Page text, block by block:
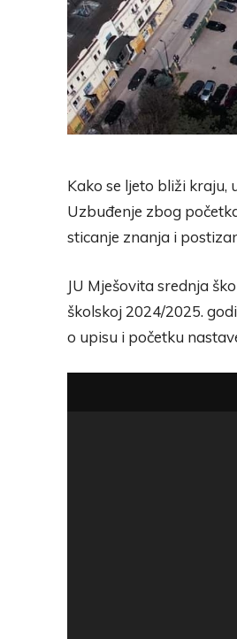
Kako se ljeto bliži
Uzbuđenje zbog
sticanje znanja i
JU Mješovita srednja
školskoj 2024/2025.
o upisu i početku